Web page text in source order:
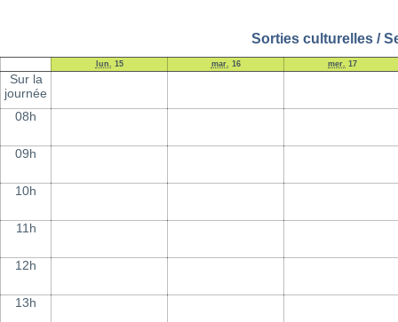
Sorties culturelles /
lun. 15 mar. 16 mer. 17
Sur la
journée
08h
09h
10h
11h
12h
13h